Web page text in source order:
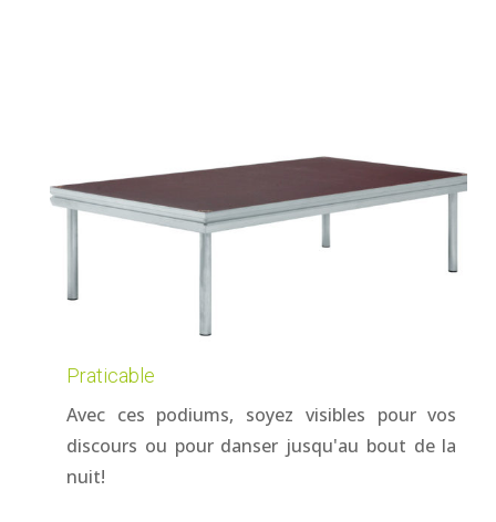
Praticable
Avec ces podiums, soyez visibles pour vos
discours ou pour danser jusqu'au bout de la
nuit!